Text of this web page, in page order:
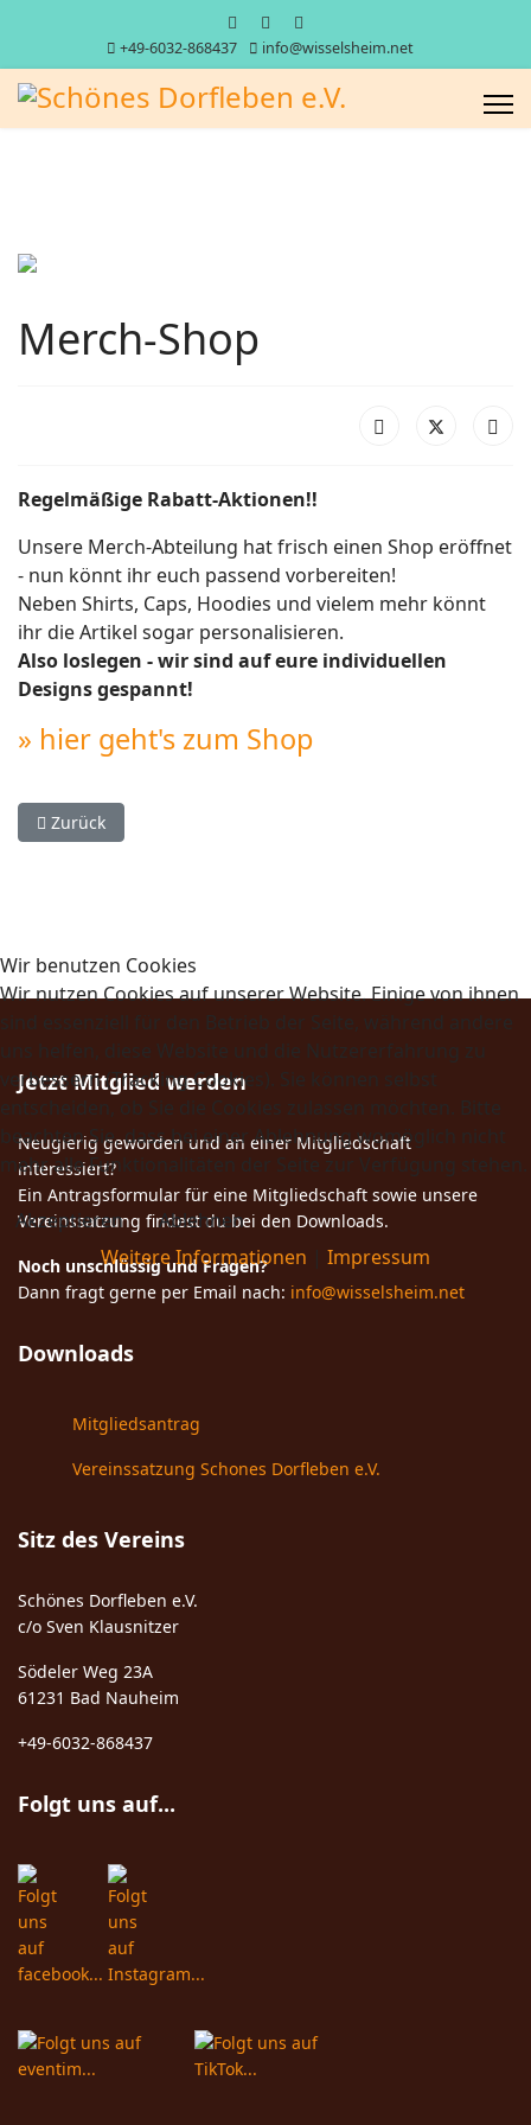
+49-6032-868437 info@wisselsheim.net
Merch-Shop
Regelmäßige Rabatt-Aktionen!!
Unsere Merch-Abteilung hat frisch einen Shop eröffnet
- nun könnt ihr euch passend vorbereiten!
Neben Shirts, Caps, Hoodies und vielem mehr könnt
ihr die Artikel sogar personalisieren.
Also loslegen - wir sind auf eure individuellen
Designs gespannt!
» hier geht's zum Shop
Vorheriger Beitrag: Die Yplay-Vereinsaktion
Zurück
Jetzt Mitglied werden
Neugierig geworden und an einer Mitgliedschaft
interessiert?
Ein Antragsformular für eine Mitgliedschaft sowie unsere
Vereinssatzung findest du bei den Downloads.
Noch unschlüssig und Fragen?
Dann fragt gerne per Email nach: info@wisselsheim.net
Downloads
Mitgliedsantrag
Vereinssatzung Schones Dorfleben e.V.
Sitz des Vereins
Schönes Dorfleben e.V.
c/o Sven Klausnitzer
Södeler Weg 23A
61231 Bad Nauheim
+49-6032-868437
Folgt uns auf...
Wir benutzen Cookies
Wir nutzen Cookies auf unserer Website. Einige von ihnen
verbessern (Tracking Cookies). Sie können selbst
beachten Sie, dass bei einer Ablehnung womöglich nicht
mehr alle Funktionalitäten der Seite zur Verfügung stehen.
Akzeptieren
Ablehnen
Weitere Informationen
Impressum